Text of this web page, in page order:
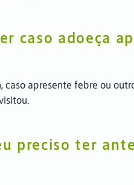
caso adoeça
caso apresente febre ou
preciso ter